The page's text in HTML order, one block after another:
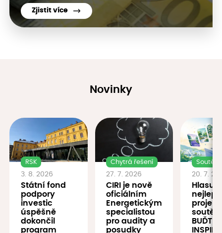
Zjistit více
Novinky
RSK
3. 8. 2026
Státní fond
podpory
investic
úspěšně
dokončil
program
Chytrá řešení
27. 7. 2026
CIRI je nově
oficiálním
Energetickým
specialistou
pro audity a
posudky
Soutěž
20. 7.
projekt
BUĎTE